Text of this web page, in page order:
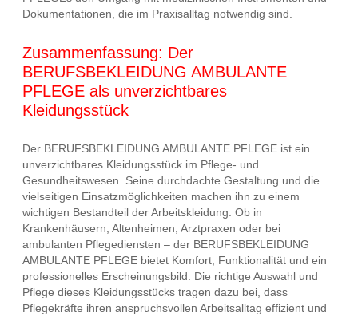
Dokumentationen, die im Praxisalltag notwendig sind.
Zusammenfassung: Der
BERUFSBEKLEIDUNG AMBULANTE
PFLEGE als unverzichtbares
Kleidungsstück
Der BERUFSBEKLEIDUNG AMBULANTE PFLEGE ist ein
unverzichtbares Kleidungsstück im Pflege- und
Gesundheitswesen. Seine durchdachte Gestaltung und die
vielseitigen Einsatzmöglichkeiten machen ihn zu einem
wichtigen Bestandteil der Arbeitskleidung. Ob in
Krankenhäusern, Altenheimen, Arztpraxen oder bei
ambulanten Pflegediensten – der BERUFSBEKLEIDUNG
AMBULANTE PFLEGE bietet Komfort, Funktionalität und ein
professionelles Erscheinungsbild. Die richtige Auswahl und
Pflege dieses Kleidungsstücks tragen dazu bei, dass
Pflegekräfte ihren anspruchsvollen Arbeitsalltag effizient und